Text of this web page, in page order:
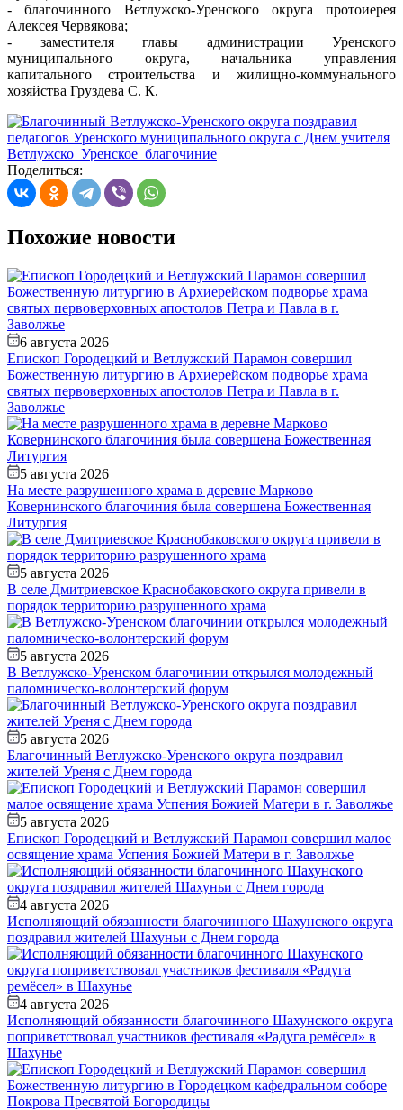
- благочинного Ветлужско-Уренского округа протоиерея
Алексея Червякова;
- заместителя главы администрации Уренского
муниципального округа, начальника управления
капитального строительства и жилищно-коммунального
хозяйства Груздева С. К.
Ветлужско_Уренское_благочиние
Поделиться:
Похожие новости
6 августа 2026
Епископ Городецкий и Ветлужский Парамон совершил
Божественную литургию в Архиерейском подворье храма
святых первоверховных апостолов Петра и Павла в г.
Заволжье
5 августа 2026
На месте разрушенного храма в деревне Марково
Ковернинского благочиния была совершена Божественная
Литургия
5 августа 2026
В селе Дмитриевское Краснобаковского округа привели в
порядок территорию разрушенного храма
5 августа 2026
В Ветлужско-Уренском благочинии открылся молодежный
паломническо-волонтерский форум
5 августа 2026
Благочинный Ветлужско-Уренского округа поздравил
жителей Уреня с Днем города
5 августа 2026
Епископ Городецкий и Ветлужский Парамон совершил малое
освящение храма Успения Божией Матери в г. Заволжье
4 августа 2026
Исполняющий обязанности благочинного Шахунского округа
поздравил жителей Шахуньи с Днем города
4 августа 2026
Исполняющий обязанности благочинного Шахунского округа
поприветствовал участников фестиваля «Радуга ремёсел» в
Шахунье